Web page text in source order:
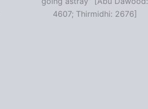
4607; Thirmidhi: 2676]